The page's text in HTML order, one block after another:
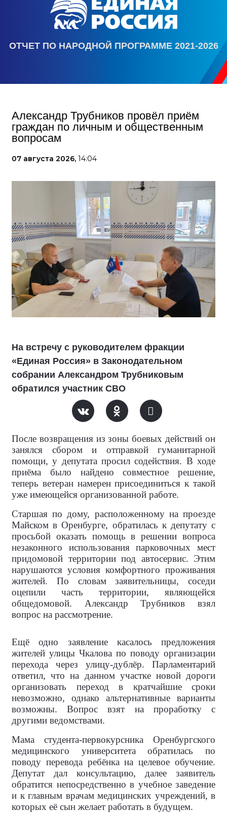
ОТЧЕТ ПО НАРОДНОЙ ПРОГРАММЕ 2021-2026
Александр Трубников провёл приём
граждан по личным и общественным
вопросам
07 августа 2026, 14:04
На встречу с руководителем фракции
«Единая Россия» в Законодательном
собрании Александром Трубниковым
обратился участник СВО
После возвращения из зоны боевых действий он
занялся сбором и отправкой гуманитарной
помощи, у депутата просил содействия. В ходе
приёма было найдено совместное решение,
теперь ветеран намерен присоединиться к такой
уже имеющейся организованной работе.
Старшая по дому, расположенному на проезде
Майском в Оренбурге, обратилась к депутату с
просьбой оказать помощь в решении вопроса
незаконного использования парковочных мест
придомовой территории под автосервис. Этим
нарушаются условия комфортного проживания
жителей. По словам заявительницы, соседи
оцепили часть территории, являющейся
общедомовой. Александр Трубников взял
вопрос на рассмотрение.
Ещё одно заявление касалось предложения
жителей улицы Чкалова по поводу организации
перехода через улицу-дублёр. Парламентарий
ответил, что на данном участке новой дороги
организовать переход в кратчайшие сроки
невозможно, однако альтернативные варианты
возможны. Вопрос взят на проработку с
другими ведомствами.
Мама студента-первокурсника Оренбургского
медицинского университета обратилась по
поводу перевода ребёнка на целевое обучение.
Депутат дал консультацию, далее заявитель
обратится непосредственно в учебное заведение
и к главным врачам медицинских учреждений, в
которых её сын желает работать в будущем.